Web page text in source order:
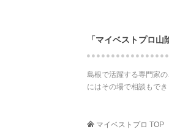
「マイベストプロ
島根で活躍する専門家
にはその場で相談もで
マイベストプロ TOP